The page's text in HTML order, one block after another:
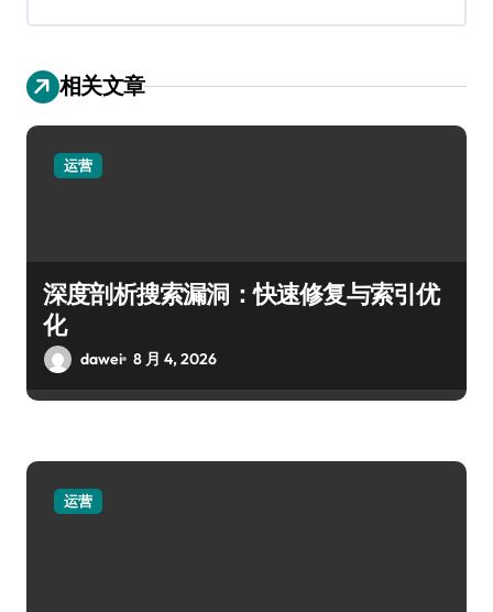
相关文章
运营
深度剖析搜索漏洞：快速修复与索引优
化
dawei 8 月 4, 2026
运营